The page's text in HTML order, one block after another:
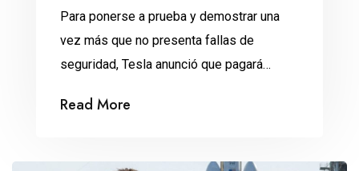
Para ponerse a prueba y demostrar una
vez más que no presenta fallas de
seguridad, Tesla anunció que pagará
quien logre hackear el Model 3. Miles de
del Model 3 de Tesla. Y no lo harán a
Read More